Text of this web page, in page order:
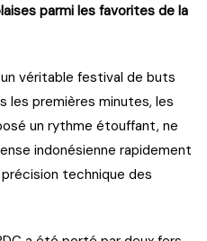
parmi les favorites de la
véritable festival de buts
les premières minutes, les
un rythme étouffant, ne
indonésienne rapidement
technique des